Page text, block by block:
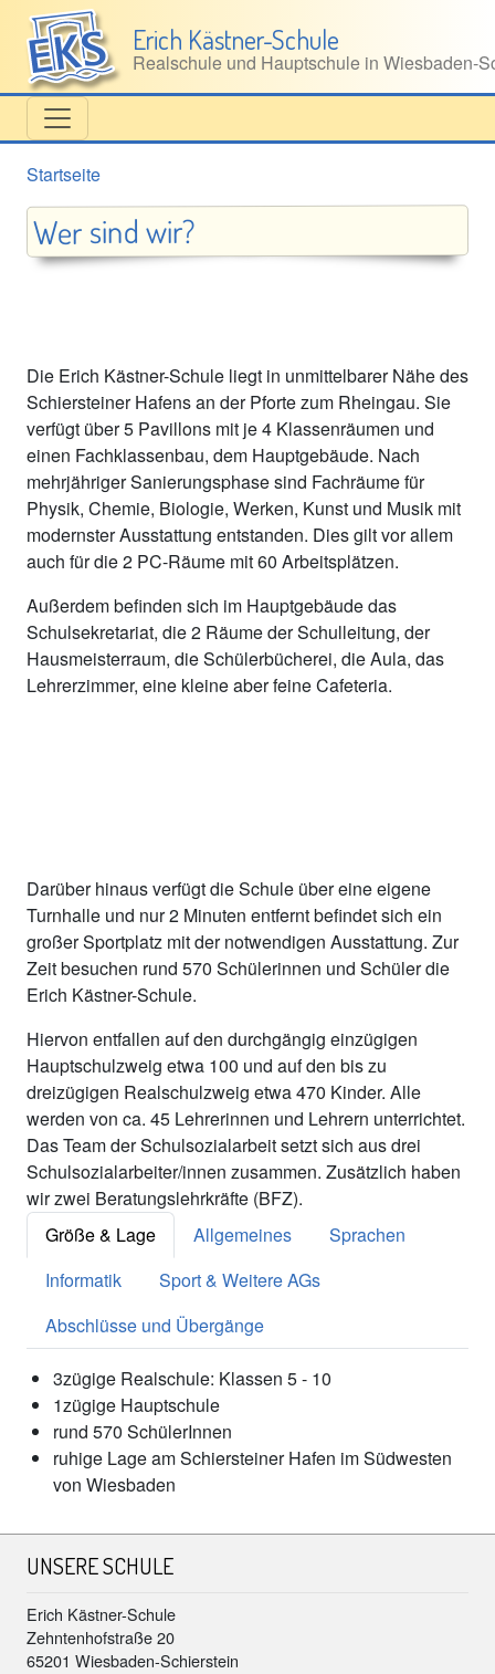
Direkt zum Inhalt
Erich Kästner-Schule
Realschule und Hauptschule in
Startseite
Wer sind wir?
Die Erich Kästner-Schule liegt in unmittelbarer Nähe des
Schiersteiner Hafens an der Pforte zum Rheingau. Sie
verfügt über 5 Pavillons mit je 4 Klassenräumen und
einen Fachklassenbau, dem Hauptgebäude. Nach
mehrjähriger Sanierungsphase sind Fachräume für
Physik, Chemie, Biologie, Werken, Kunst und Musik mit
modernster Ausstattung entstanden. Dies gilt vor allem
auch für die 2 PC-Räume mit 60 Arbeitsplätzen.
Außerdem befinden sich im Hauptgebäude das
Schulsekretariat, die 2 Räume der Schulleitung, der
Hausmeisterraum, die Schülerbücherei, die Aula, das
Lehrerzimmer, eine kleine aber feine Cafeteria.
Darüber hinaus verfügt die Schule über eine eigene
Turnhalle und nur 2 Minuten entfernt befindet sich ein
großer Sportplatz mit der notwendigen Ausstattung. Zur
Zeit besuchen rund 570 Schülerinnen und Schüler die
Erich Kästner-Schule.
Hiervon entfallen auf den durchgängig einzügigen
Hauptschulzweig etwa 100 und auf den bis zu
dreizügigen Realschulzweig etwa 470 Kinder. Alle
werden von ca. 45 Lehrerinnen und Lehrern unterrichtet.
Das Team der Schulsozialarbeit setzt sich aus drei
Schulsozialarbeiter/innen zusammen. Zusätzlich haben
wir zwei Beratungslehrkräfte (BFZ).
Größe & Lage
Allgemeines
Sprachen
Informatik
Sport & Weitere AGs
Abschlüsse und Übergänge
3zügige Realschule: Klassen 5 - 10
1zügige Hauptschule
rund 570 SchülerInnen
ruhige Lage am Schiersteiner Hafen im Südwesten
von Wiesbaden
UNSERE SCHULE
Erich Kästner-Schule
Zehntenhofstraße 20
65201 Wiesbaden-Schierstein